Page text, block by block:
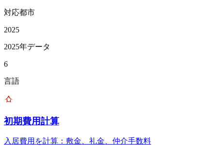
対応都市
2025
2025年データ
6
言語
初期費用計算
入居費用を計算：敷金、礼金、仲介手数料